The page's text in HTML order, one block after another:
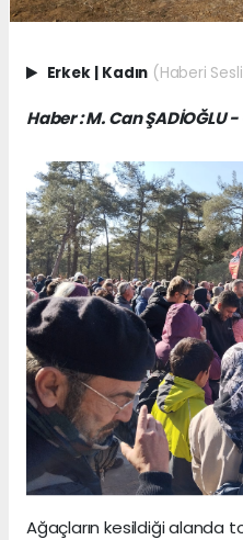
Erkek | Kadın (Haberi
Haber : M. Can ŞADİOĞLU
Ağaçların kesildiği alanda